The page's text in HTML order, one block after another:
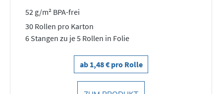
52 g/m² BPA-frei
30 Rollen pro Karton
6 Stangen zu je 5 Rollen in Folie
ab 1,48 € pro Rolle